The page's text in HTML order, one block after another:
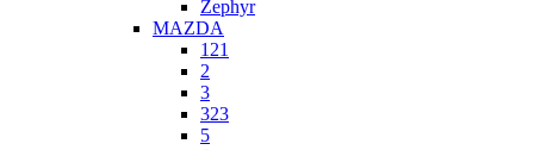
Zephyr
MAZDA
121
2
3
323
5